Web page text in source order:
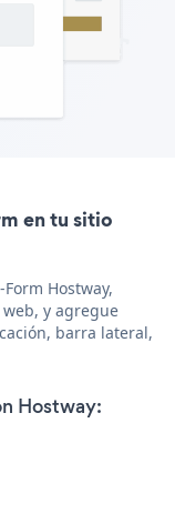
en tu sitio
Hostway,
y agregue
barra lateral,
Hostway: